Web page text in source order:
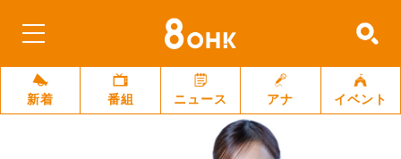
新着 番組 ニュース アナ イベント